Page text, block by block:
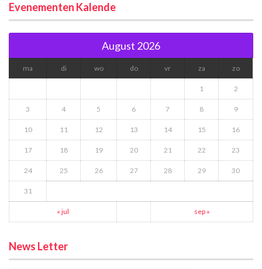
Evenementen Kalende
August 2026
ma di wo do vr za zo
1 2
3 4 5 6 7 8 9
10 11 12 13 14 15 16
17 18 19 20 21 22 23
24 25 26 27 28 29 30
31
« jul sep »
News Letter